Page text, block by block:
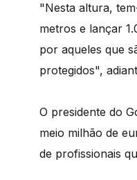
"Nesta altura,
metros e lançar
por aqueles que
protegidos",
O presidente do
meio milhão de
de profissionais